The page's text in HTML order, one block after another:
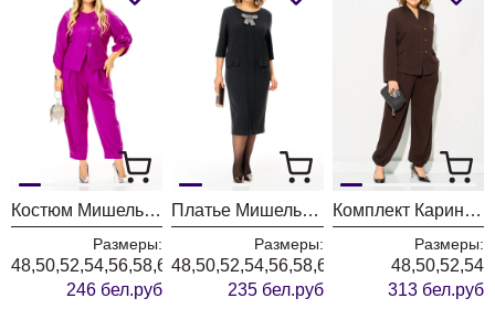
Костюм Мишель Шик 1436/1 королевский пурпур
Размеры:
48,50,52,54,56,58,60,62,64
246 бел.руб
Платье Мишель Шик 2204 графит+клетка
Размеры:
48,50,52,54,56,58,60,62,64
235 бел.руб
Комплект Карина Делюкс 1458 коричневый
Размеры:
48,50,52,54
313 бел.руб